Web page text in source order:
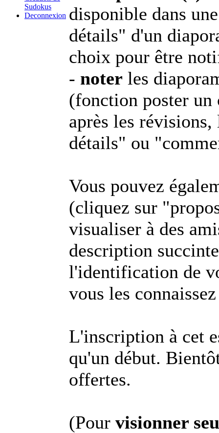
Sudokus
Deconnexion disponible dans
détails" d'un
choix pour être
- noter les
(fonction poster un
après les
détails" ou
Vous pouvez
(cliquez sur
visualiser à des
description
l'identification de
vous les
L'inscription à cet
qu'un début.
offertes.
(Pour visionner